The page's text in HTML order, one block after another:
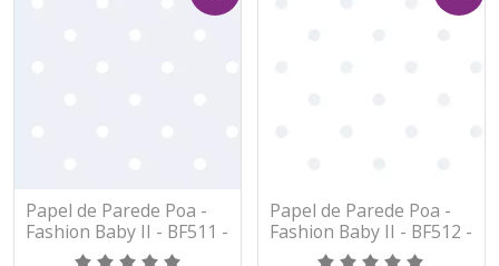
Papel de Parede Poa -
Fashion Baby II - BF511 -
Vinílico
Papel de Parede Poa -
Fashion Baby II - BF512 -
Vinílico